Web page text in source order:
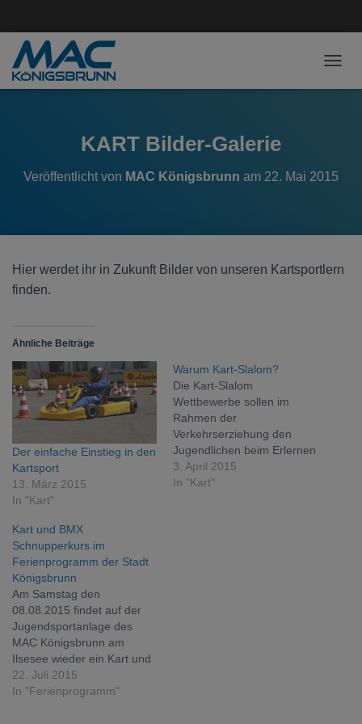
KART Bilder-Galerie
Veröffentlicht von MAC Königsbrunn am 22. Mai 2015
Hier werdet ihr in Zukunft Bilder von unseren Kartsportlern
finden.
Ähnliche Beiträge
Der einfache Einstieg in den
Kartsport
13. März 2015
In "Kart"
Warum Kart-Slalom?
Die Kart-Slalom
Wettbewerbe sollen im
Rahmen der
Verkehrserziehung den
Jugendlichen beim Erlernen
von Fähigkeiten, die sie bei
der Teilnahme am
3. April 2015
In "Kart"
Kart und BMX
Schnupperkurs im
Ferienprogramm der Stadt
Königsbrunn
Am Samstag den
08.08.2015 findet auf der
Jugendsportanlage des
MAC Königsbrunn am
Ilsesee wieder ein Kart und
BMX Schnupperkurs im
Rahmen des
22. Juli 2015
In "Ferienprogramm"